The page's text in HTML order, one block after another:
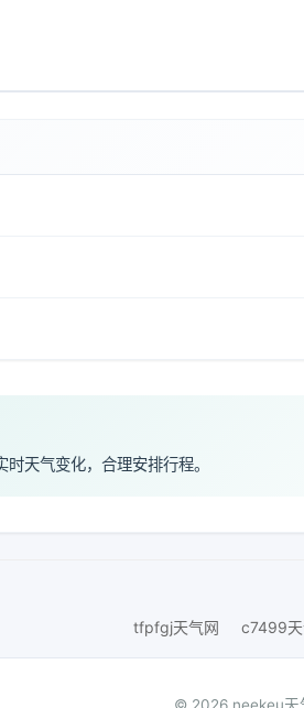
天气变化，合理安排行程。
tfpfgj天气网
c7499